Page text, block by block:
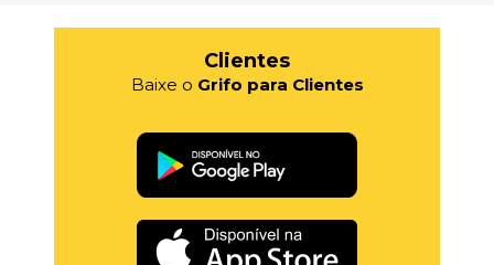
Clientes
Baixe o Grifo para Clientes